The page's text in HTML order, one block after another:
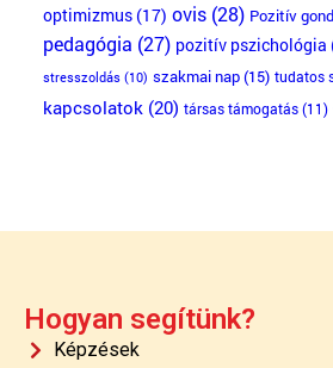
optimizmus(17) ovis(28) Pozitív
pedagógia (27) pozitív pszichológia
stresszoldás(10) szakmai nap(15) tudatos
kapcsolatok(20) társas támogatás(11)
Hogyan segítünk?
Képzések